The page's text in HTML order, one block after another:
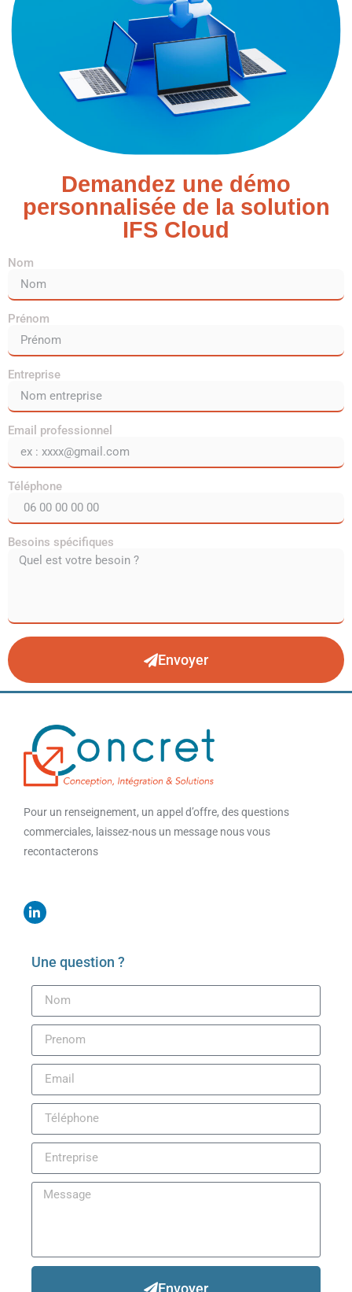
Demandez une démo
personnalisée de la solution
IFS Cloud
Nom
Prénom
Entreprise
Email professionnel
Téléphone
Besoins spécifiques
Envoyer
Pour un renseignement, un appel d’offre, des questions
commerciales, laissez-nous un message nous vous
recontacterons
Une question ?